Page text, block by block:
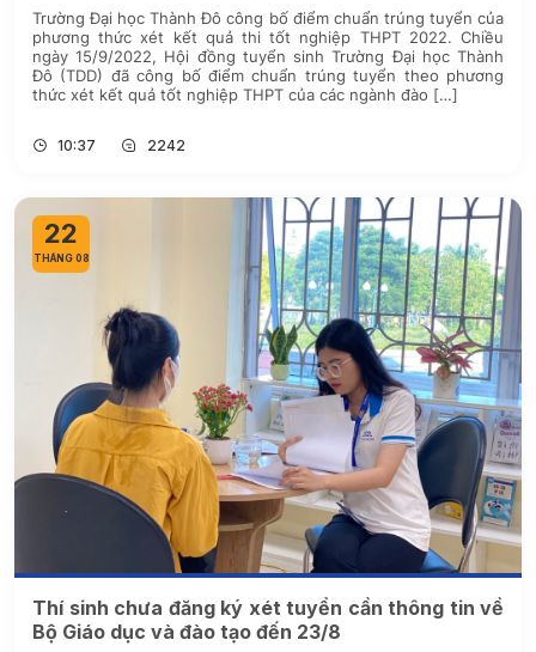
Trường Đại học Thành Đô công bố điểm chuẩn trúng tuyển của
phương thức xét kết quả thi tốt nghiệp THPT 2022. Chiều
ngày 15/9/2022, Hội đồng tuyển sinh Trường Đại học Thành
Đô (TDD) đã công bố điểm chuẩn trúng tuyển theo phương
thức xét kết quả tốt nghiệp THPT của các ngành đào […]
10:37 2242
22
THÁNG 08
Thí sinh chưa đăng ký xét tuyển cần thông tin về
Bộ Giáo dục và đào tạo đến 23/8